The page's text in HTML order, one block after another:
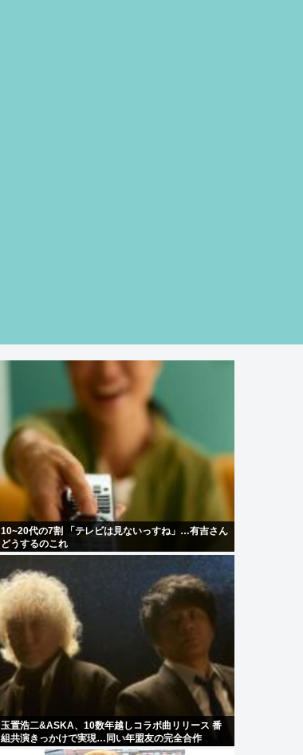
10~20代の7割 「テレビは見ないっすね」…有吉さん
どうするのこれ
玉置浩二&ASKA、10数年越しコラボ曲リリース 番
組共演きっかけで実現…同い年盟友の完全合作